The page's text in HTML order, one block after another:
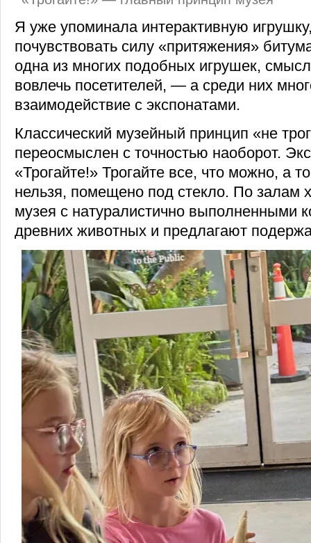
Я уже упоминала интерактивную
почувствовать силу «притяжения»
одна из многих подобных игрушек,
вовлечь посетителей, — а среди них
взаимодействие с экспонатами.
Классический музейный принцип «не
переосмыслен с точностью наоборот.
«Трогайте!» Трогайте все, что можно, а
нельзя, помещено под стекло. По залам
музея с натуралистично выполненными
древних животных и предлагают